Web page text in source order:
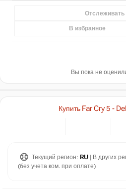
Отслеживать
В избранное
Вы пока не
Купить Far Cry 5 -
Текущий регион: RU | В других
(без учета ком. при оплате)